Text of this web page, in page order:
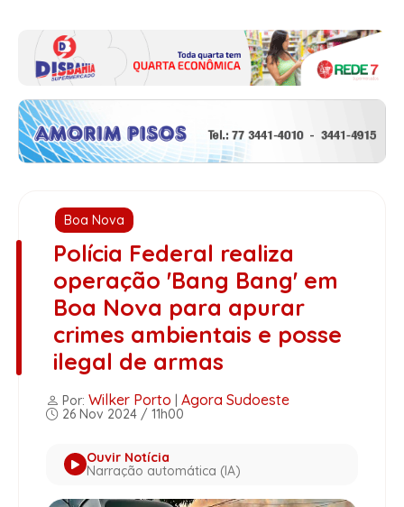
Boa Nova
Polícia Federal realiza
operação 'Bang Bang' em
Boa Nova para apurar
crimes ambientais e posse
ilegal de armas
Por: Wilker Porto Agora Sudoeste
26 Nov 2024 / 11h00
Ouvir Notícia
Narração automática (IA)